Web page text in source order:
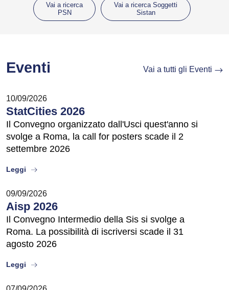
Vai a ricerca
PSN
Vai a ricerca Soggetti
Sistan
Eventi Vai a tutti gli Eventi
10/09/2026
StatCities 2026
Il Convegno organizzato dall'Usci quest'anno si
svolge a Roma, la call for posters scade il 2
settembre 2026
Leggi about
09/09/2026
Aisp 2026
Il Convegno Intermedio della Sis si svolge a
Roma. La possibilità di iscriversi scade il 31
agosto 2026
Leggi about